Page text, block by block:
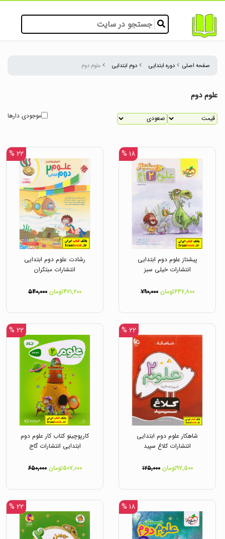
صفحه اصلی دوره ابتدایی دوم ابتدایی علوم دوم
علوم دوم
موجودی دارها
۱۸ %
پیشتاز علوم دوم ابتدایی
انتشارات خیلی سبز
۶۴۷,۸۰۰تومان ۷۹۰,۰۰۰
۲۲ %
رشادت علوم دوم ابتدایی
انتشارات مبتکران
۴۲۱,۲۰۰تومان ۵۴۰,۰۰۰
۲۲ %
شاهکار علوم دوم ابتدایی
انتشارات کلاغ سپید
۹۷,۵۰۰تومان ۱۲۵,۰۰۰
۲۲ %
کارپوچینو کتاب کار علوم دوم
ابتدایی انتشارات گاج
۵۰۷,۰۰۰تومان ۶۵۰,۰۰۰
۱۸ % ۲۲ %